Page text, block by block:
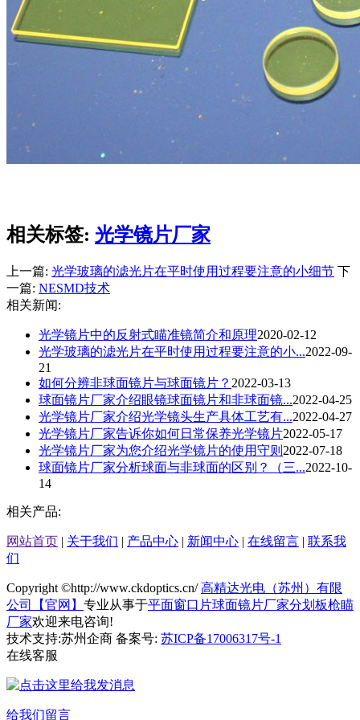
相关标签: 光学镜片厂家
上一篇: 光学玻璃的滤光片在平时使用过程要注意的小细节 下
一篇: NESMD技术
相关新闻:
光学镜片中的反射式瞄准镜简介和原理2020-02-12
光学玻璃的滤光片在平时使用过程要注意的小...2022-09-
21
如何分辨非球面镜片与球面镜片？ 2022-03-13
球面镜片厂家介绍​眼镜球面镜片和非球面镜...2022-04-25
光学镜片厂家介绍​光学镜头生产具体工艺有...2022-04-27
光学镜片厂家告诉你如何日常保养光学镜片2022-05-17
光学镜片厂家为您介绍光学镜片的使用守则 2022-07-18
球面镜片厂家分析球面与非球面的区别？（三...2022-10-
14
相关产品:
网站首页 | 关于我们 | 产品中心 | 新闻中心 | 在线留言 | 联系我
们
Copyright ©http://www.ckdoptics.cn/高精达光电（苏州）有限
公司【官网】 专业从事于平面窗口片球面镜片厂家分划板枪瞄
厂家欢迎来电咨询!
技术支持:苏州企商 备案号: 苏ICP备17006317号-1
在线客服
给我们留言